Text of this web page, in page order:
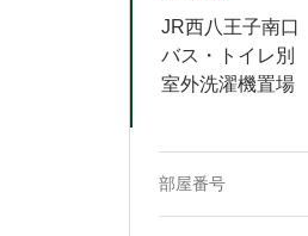
JR西八王子南
バス・トイレ別
部屋番号